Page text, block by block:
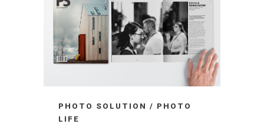
PHOTO SOLUTION / PHOTO
LIFE